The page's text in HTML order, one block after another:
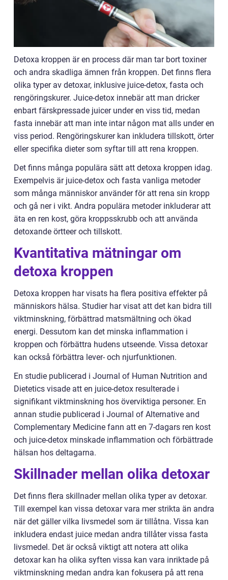
Detoxa kroppen är en process där man tar bort toxiner
och andra skadliga ämnen från kroppen. Det finns flera
olika typer av detoxar, inklusive juice-detox, fasta och
rengöringskurer. Juice-detox innebär att man dricker
enbart färskpressade juicer under en viss tid, medan
fasta innebär att man inte intar någon mat alls under en
viss period. Rengöringskurer kan inkludera tillskott, örter
eller specifika dieter som syftar till att rena kroppen.
Det finns många populära sätt att detoxa kroppen idag.
Exempelvis är juice-detox och fasta vanliga metoder
som många människor använder för att rena sin kropp
och gå ner i vikt. Andra populära metoder inkluderar att
äta en ren kost, göra kroppsskrubb och att använda
detoxande örtteer och tillskott.
Kvantitativa mätningar om
detoxa kroppen
Detoxa kroppen har visats ha flera positiva effekter på
människors hälsa. Studier har visat att det kan bidra till
viktminskning, förbättrad matsmältning och ökad
energi. Dessutom kan det minska inflammation i
kroppen och förbättra hudens utseende. Vissa detoxar
kan också förbättra lever- och njurfunktionen.
En studie publicerad i Journal of Human Nutrition and
Dietetics visade att en juice-detox resulterade i
signifikant viktminskning hos överviktiga personer. En
annan studie publicerad i Journal of Alternative and
Complementary Medicine fann att en 7-dagars ren kost
och juice-detox minskade inflammation och förbättrade
hälsan hos deltagarna.
Skillnader mellan olika detoxar
Det finns flera skillnader mellan olika typer av detoxar.
Till exempel kan vissa detoxar vara mer strikta än andra
när det gäller vilka livsmedel som är tillåtna. Vissa kan
inkludera endast juice medan andra tillåter vissa fasta
livsmedel. Det är också viktigt att notera att olika
detoxar kan ha olika syften vissa kan vara inriktade på
viktminskning medan andra kan fokusera på att rena